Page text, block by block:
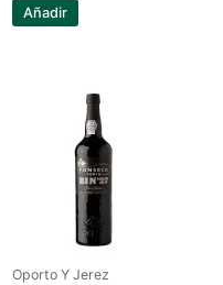
Añadir
Oporto Y Jerez